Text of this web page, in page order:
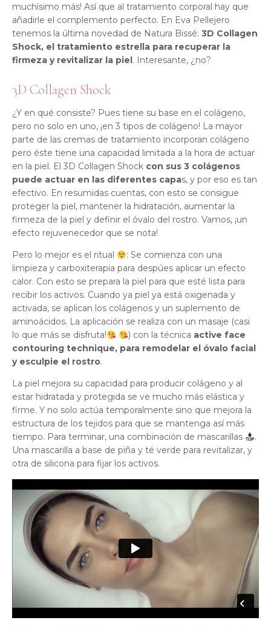
muchísimo más! Así que al tratamiento corporal hay que
añadirle el complemento perfecto. En Eva Pellejero
tenemos la última novedad de Natura Bissé: 3D Collagen
Shock, el tratamiento estrella para recuperar la
firmeza y revitalizar la piel . Interesante, ¿no?
3D Collagen Shock
¿Y en qué consiste? Pues tiene su base en el colágeno,
pero no solo en uno, ¡en 3 tipos de colágeno! La mayor
parte de las cremas de tratamiento incorporan colágeno
pero éste tiene una capacidad limitada a la hora de actuar
en la piel. El 3D Collagen Shock con sus 3 colágenos
puede actuar en las diferentes capas, y por eso es tan
efectivo. En resumidas cuentas, con esto se consigue
proteger la piel, mantener la hidratación, aumentar la
firmeza de la piel y definir el óvalo del rostro. Vamos, ¡un
efecto rejuvenecedor que se nota!
Pero lo mejor es el ritual
: Se comienza con una
limpieza y carboxiterapia para despúes aplicar un efecto
calor. Con esto se prepara la piel para que esté lista para
recibir los activos. Cuando ya piel ya está oxigenada y
activada, se aplican los colágenos y un suplemento de
aminoácidos. La aplicación se realiza con un masaje (casi
lo que más se disfruta!
) con la técnica active face
contouring technique, para remodelar el óvalo facial
y esculpie el rostro.
La piel mejora su capacidad para producir colágeno y al
estar hidratada y protegida se ve mucho más elástica y
firme. Y no solo actúa temporalmente sino que mejora la
estructura de los tejidos para que se mantenga así más
tiempo. Para terminar, una combinación de mascarillas
.
Una mascarilla a base de piña y té verde para revitalizar, y
otra de silicona para fijar los activos.